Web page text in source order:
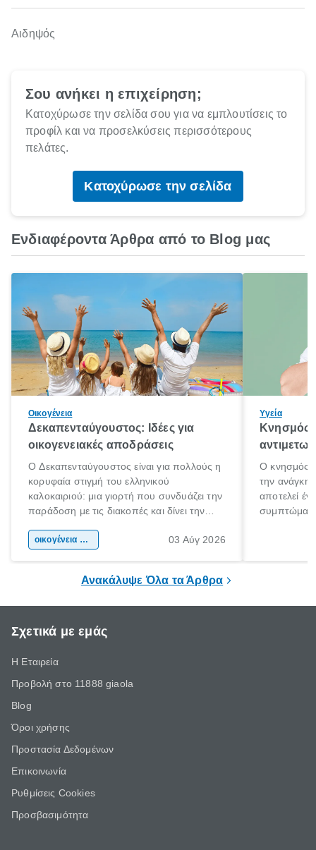
Αιδηψός
Σου ανήκει η επιχείρηση;
Κατοχύρωσε την σελίδα σου για να εμπλουτίσεις το
προφίλ και να προσελκύσεις περισσότερους
πελάτες.
Κατοχύρωσε την σελίδα
Ενδιαφέροντα Άρθρα από το Blog μας
Οικογένεια
Δεκαπενταύγουστος: Ιδέες για
οικογενειακές αποδράσεις
Ο Δεκαπενταύγουστος είναι για πολλούς η
κορυφαία στιγμή του ελληνικού
καλοκαιριού: μια γιορτή που συνδυάζει την
παράδοση με τις διακοπές και δίνει την
χώρας. Είτε πρόκειται για λίγες μέρες
οικογένεια & παιδί 03 Αύγ 2026
Υγεία
Κνησμός:
Ο κνησμός
την ανάγκη
αποτελεί
Ανακάλυψε Όλα τα Άρθρα
Σχετικά με εμάς
Η Εταιρεία
Προβολή στο 11888 giaola
Blog
Όροι χρήσης
Προστασία Δεδομένων
Επικοινωνία
Ρυθμίσεις Cookies
Προσβασιμότητα